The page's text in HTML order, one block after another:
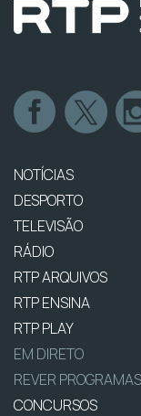
NOTÍCIAS
DESPORTO
TELEVISÃO
RÁDIO
RTP ARQUIVOS
RTP ENSINA
RTP PLAY
EM DIRETO
REVER PROGRAMAS
CONCURSOS